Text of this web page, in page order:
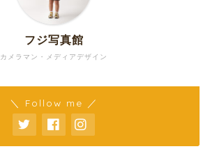
カメラマン・メディアデザイン
フジ写真館
＼ Follow me ／